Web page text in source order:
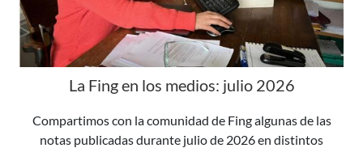
La Fing en los medios: julio 2026
Compartimos con la comunidad de Fing algunas de las
notas publicadas durante julio de 2026 en distintos